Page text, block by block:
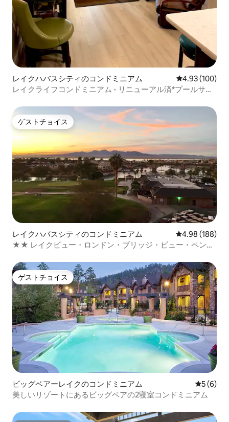
レイクハバスシティのコンドミニアム レビュー100
4.93 (100)
レイクライフコンドミニアム - リニューアル済*プールサイ
ゲストチョイス
ゲストチョイス
レイクハバスシティのコンドミニアム レビュー188
4.98 (188)
★★ レイクビュー・ロンドン・ブリッジ・ビュー・ペント
ゲストチョイス
ゲストチョイス
ビッグベアーレイクのコンドミニアム レビュー
5 (6)
美しいリゾートにあるビッグベアの2寝室コンドミニアム